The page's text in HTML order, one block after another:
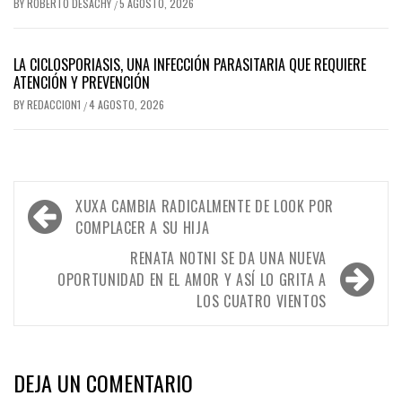
/
LA CICLOSPORIASIS, UNA INFECCIÓN PARASITARIA QUE REQUIERE
ATENCIÓN Y PREVENCIÓN
BYREDACCION1 /4 AGOSTO, 2026
Navegación
de
entradas
XUXA CAMBIA RADICALMENTE DE LOOK POR
COMPLACER A SU HIJA
RENATA NOTNI SE DA UNA NUEVA
OPORTUNIDAD EN EL AMOR Y ASÍ LO GRITA A
LOS CUATRO VIENTOS
DEJA UN COMENTARIO